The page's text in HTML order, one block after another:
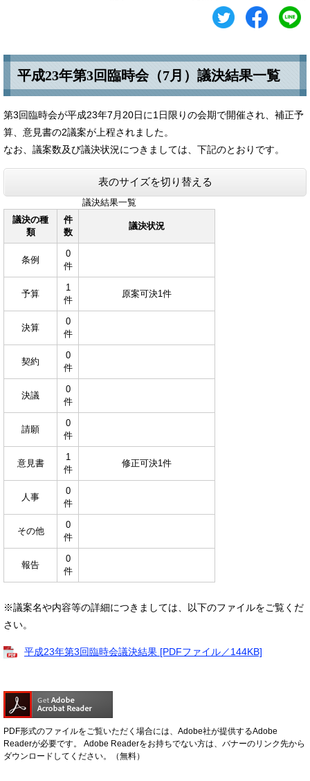
平成23年第3回臨時会（7月）議決結果一覧
第3回臨時会が平成23年7月20日に1日限りの会期で開催され、補正予
算、意見書の2議案が上程されました。
なお、議案数及び議決状況につきましては、下記のとおりです。
表のサイズを切り替える
議決結果一覧
議決の種
類
件
数
議決状況
条例
0
件
予算
1
件
原案可決1件
決算
0
件
契約
0
件
決議
0
件
請願
0
件
意見書
1
件
修正可決1件
人事
0
件
その他
0
件
報告
0
件
※議案名や内容等の詳細につきましては、以下のファイルをご覧くだ
さい。
平成23年第3回臨時会議決結果 [PDFファイル／144KB]
PDF形式のファイルをご覧いただく場合には、Adobe社が提供するAdobe
Readerが必要です。
Adobe Readerをお持ちでない方は、バナーのリンク先から
ダウンロードしてください。（無料）